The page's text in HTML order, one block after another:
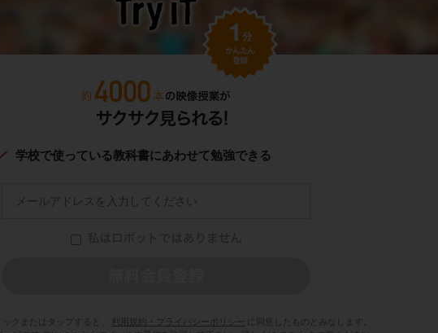
学校で使っている教科書にあわせて勉強できる
ックまたはタップすると、 利用規約・プライバシーポリシー
に同意したものとみなします。